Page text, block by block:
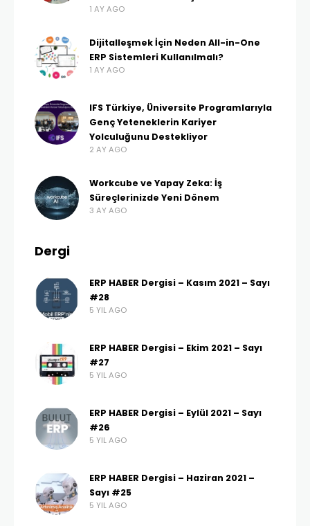
1 AY AGO
Dijitalleşmek İçin Neden All-in-One
ERP Sistemleri Kullanılmalı?
1 AY AGO
IFS Türkiye, Üniversite Programlarıyla
Genç Yeteneklerin Kariyer
Yolculuğunu Destekliyor
2 AY AGO
Workcube ve Yapay Zeka: İş
Süreçlerinizde Yeni Dönem
3 AY AGO
Dergi
ERP HABER Dergisi – Kasım 2021 – Sayı
#28
5 YIL AGO
ERP HABER Dergisi – Ekim 2021 – Sayı
#27
5 YIL AGO
ERP HABER Dergisi – Eylül 2021 – Sayı
#26
5 YIL AGO
ERP HABER Dergisi – Haziran 2021 –
Sayı #25
5 YIL AGO